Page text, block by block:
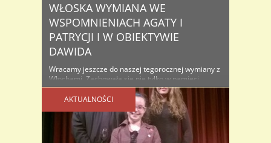
WŁOSKA WYMIANA WE
WSPOMNIENIACH AGATY I
PATRYCJI I W OBIEKTYWIE
DAWIDA
Wracamy jeszcze do naszej tegorocznej wymiany z
Włochami. Zachowała się nie tylko w pamięci
wszystkich uczestników, także we wspomnieniach i
refleksjach, u każdego nieco innych. Pozostała
utrwalona na zdjęciach, które oddają nie tylko
wspólnie przeżyte chwile, ale włoskie krajobrazy i
miasta, często tak różne od naszych. Prezentowane
tu refleksje należą do Agaty Chłopeckiej z klasy ..
AKTUALNOŚCI